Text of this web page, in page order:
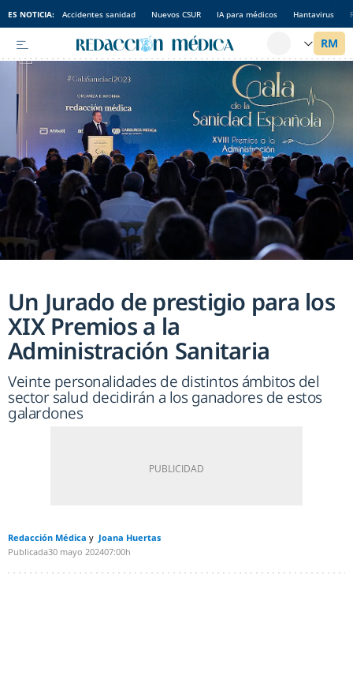
ES NOTICIA: Accidentes sanidad Nuevos CSUR IA para médicos Hantavirus
Un Jurado de prestigio para los
XIX Premios a la
Administración Sanitaria
Veinte personalidades de distintos ámbitos del
sector salud decidirán a los ganadores de estos
galardones
Redacción Médica
Joana Huertas
Publicada30 mayo 202407:00h